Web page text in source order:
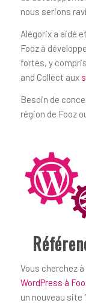
nous serions
Alégorix a aidé
Fooz à
fortes, y
and Collect aux
Besoin de
région de Fooz
Vous cherchez
WordPress à
un nouveau site